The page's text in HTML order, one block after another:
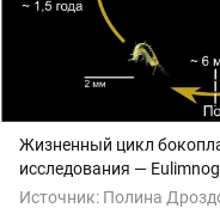
Жизненный цикл
исследования —
Источник: Полина